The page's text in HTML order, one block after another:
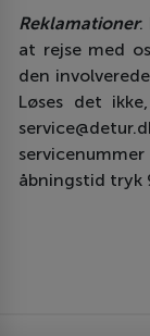
Reklamationer:
at rejse med
den
Løses det
åbningstid tryk